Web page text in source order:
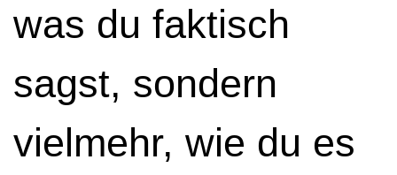
was du faktisch
sagst, sondern
vielmehr, wie du es